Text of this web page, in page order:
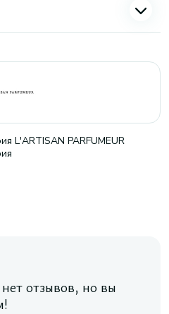
L'ARTISAN PARFUMEUR
отзывов, но вы